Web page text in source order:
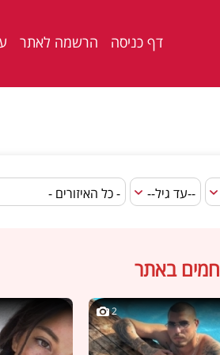
דף כניסה הרשמה לאתר
חמים באתר
2